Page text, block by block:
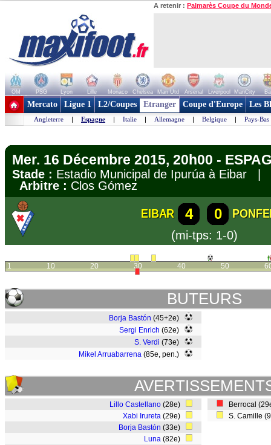
A retenir : Palmarès Coupe du
OM PSG Lyon Lille Monaco Chelsea Man Utd Arsenal Liverpool ManCity
+ de clubs
Mercato Ligue 1 L2/Coupes Etranger Coupe d'Europe Les
Angleterre | Espagne | Italie | Allemagne | Belgique | Pays-Bas
Mer. 16 Décembre 2015, 20h00 -
Stade : Estadio Municipal de Ipurúa à Eibar |
Arbitre : Clos Gómez
EIBAR 4 0
(mi-tps: 1-0)
1 10 20 30 40 50
BUTEURS
Borja Bastón (45+2e)
Sergi Enrich (62e)
S. Verdi (73e)
Mikel Arruabarrena (85e, pen.)
Lillo Castellano (28e)
Xabi Irureta (29e)
Borja Bastón (33e)
Luna (82e)
Berrocal
S. Camille